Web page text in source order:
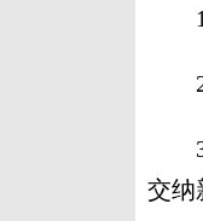
1.
2.
3.
交纳